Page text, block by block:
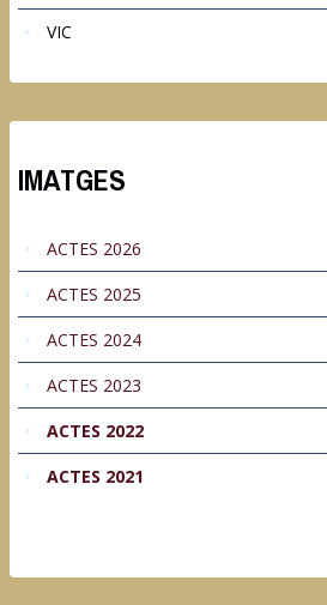
VIC
IMATGES
ACTES 2026
ACTES 2025
ACTES 2024
ACTES 2023
ACTES 2022
ACTES 2021